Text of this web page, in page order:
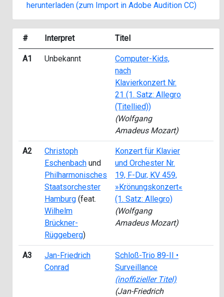
herunterladen (zum Import in Adobe Audition CC)
# Interpret Titel
A1 Unbekannt
Computer-Kids,
nach
Klavierkonzert Nr.
21 (1. Satz: Allegro
(Titellied))
(Wolfgang
Amadeus Mozart)
A2
Christoph
Eschenbach und
Philharmonisches
Staatsorchester
Hamburg (feat.
Wilhelm
Brückner-
Rüggeberg)
Konzert für Klavier
und Orchester Nr.
19, F-Dur, KV 459,
»Krönungskonzert«
(1. Satz: Allegro)
(Wolfgang
Amadeus Mozart)
A3
Jan-Friedrich
Conrad
Schloß-Trio 89-II •
Surveillance
(inoffizieller Titel)
(Jan-Friedrich